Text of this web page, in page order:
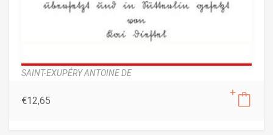
SAINT-EXUPÉRY ANTOINE DE
€12,65